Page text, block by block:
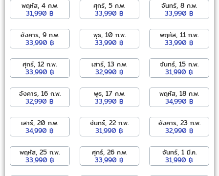
พฤหัส, 4 ก.พ.
31,990 ฿
ศุกร์, 5 ก.พ.
33,990 ฿
จันทร์, 8 ก.พ.
33,990 ฿
อังคาร, 9 ก.พ.
33,990 ฿
พุธ, 10 ก.พ.
33,990 ฿
พฤหัส, 11 ก.พ.
33,990 ฿
ศุกร์, 12 ก.พ.
33,990 ฿
เสาร์, 13 ก.พ.
32,990 ฿
จันทร์, 15 ก.พ.
31,990 ฿
อังคาร, 16 ก.พ.
32,990 ฿
พุธ, 17 ก.พ.
33,990 ฿
พฤหัส, 18 ก.พ.
34,990 ฿
เสาร์, 20 ก.พ.
34,990 ฿
จันทร์, 22 ก.พ.
31,990 ฿
อังคาร, 23 ก.พ.
32,990 ฿
พฤหัส, 25 ก.พ.
33,990 ฿
ศุกร์, 26 ก.พ.
33,990 ฿
จันทร์, 1 มี.ค.
31,990 ฿